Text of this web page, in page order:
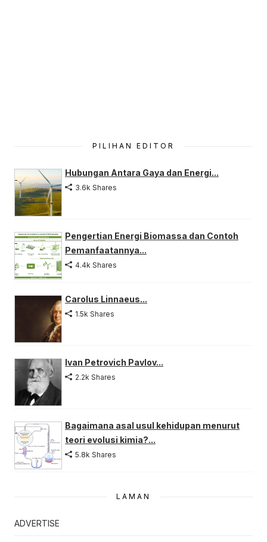
PILIHAN EDITOR
Hubungan Antara Gaya dan Energi...
3.6k Shares
Pengertian Energi Biomassa dan Contoh
Pemanfaatannya...
4.4k Shares
Carolus Linnaeus...
1.5k Shares
Ivan Petrovich Pavlov...
2.2k Shares
Bagaimana asal usul kehidupan menurut
teori evolusi kimia?...
5.8k Shares
LAMAN
ADVERTISE